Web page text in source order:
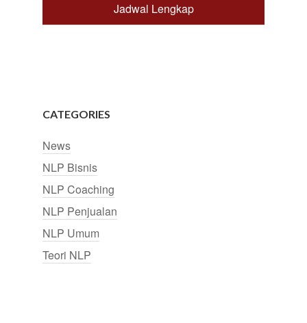
Jadwal Lengkap
CATEGORIES
News
NLP Bisnis
NLP Coaching
NLP Penjualan
NLP Umum
Teori NLP